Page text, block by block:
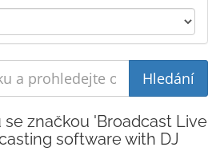
značkou 'Broadcast Live
software with DJ